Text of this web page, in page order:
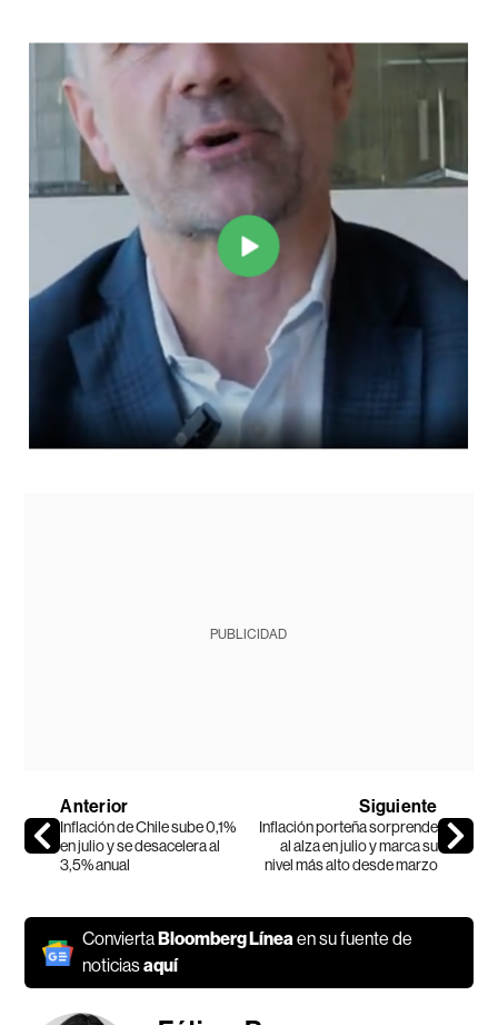
PUBLICIDAD
Anterior
Inflación de Chile sube 0,1%
en julio y se desacelera al
3,5% anual
Siguiente
Inflación porteña sorprende
al alza en julio y marca su
nivel más alto desde marzo
Convierta Bloomberg Líneaen su fuente de
noticiasaquí